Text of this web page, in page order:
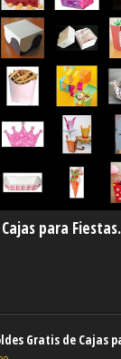
para Fiestas.
Gratis de Cajas